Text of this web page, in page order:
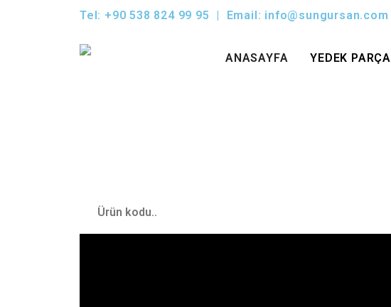
Tel: +90 538 824 99 95 | Email: info@sungursan.com
ANASAYFA YEDEK PARÇA